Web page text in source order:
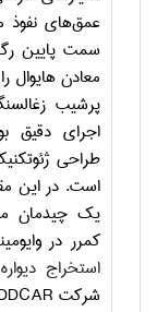
عمق‌های
سمت پایین
معادن هایوال
پرشیب
اجرای دقیق
طراحی
است. در این
یک چیدمان
کمرر در
استخراج
شرکت